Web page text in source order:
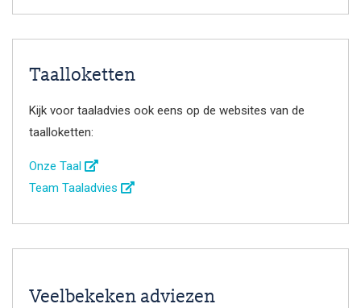
Taalloketten
Kijk voor taaladvies ook eens op de websites van de
taalloketten:
Onze Taal
Team Taaladvies
Veelbekeken adviezen